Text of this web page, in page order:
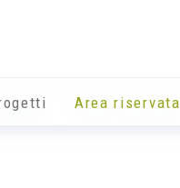
Area riservata